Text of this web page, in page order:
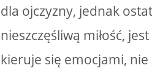
dla ojczyzny, jednak
nieszczęśliwą miłość,
kieruje się emocjami,